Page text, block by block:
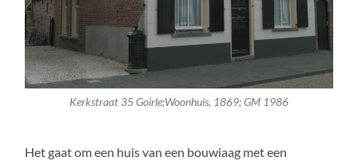
Kerkstraat 35 Goirle;Woonhuis, 1869; GM 1986
Het gaat om een huis van een bouwiaag met een